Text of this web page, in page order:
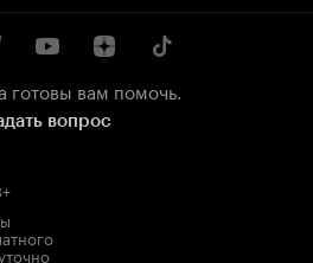
готовы вам помочь.
вопрос